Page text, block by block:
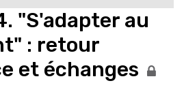
"S'adapter au
: retour
et échanges